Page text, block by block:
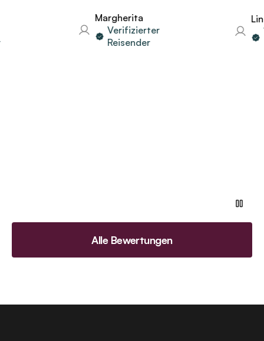
Margherita
Verifizierter
Reisender
Linda
Alle Bewertungen